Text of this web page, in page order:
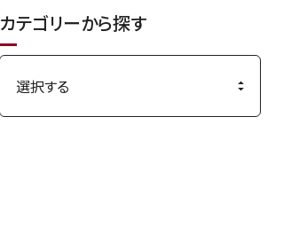
カテゴリーから探す